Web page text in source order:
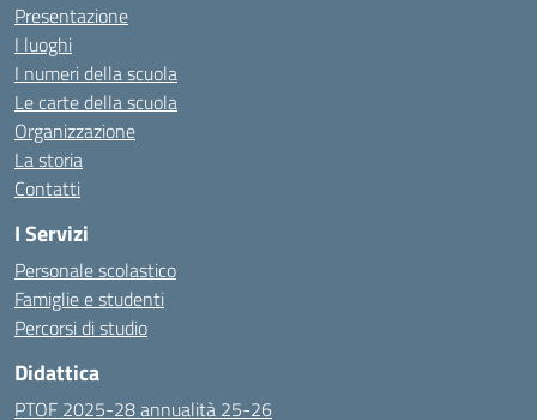
Presentazione
I luoghi
I numeri della scuola
Le carte della scuola
Organizzazione
La storia
Contatti
I Servizi
Personale scolastico
Famiglie e studenti
Percorsi di studio
Didattica
PTOF 2025-28 annualità 25-26